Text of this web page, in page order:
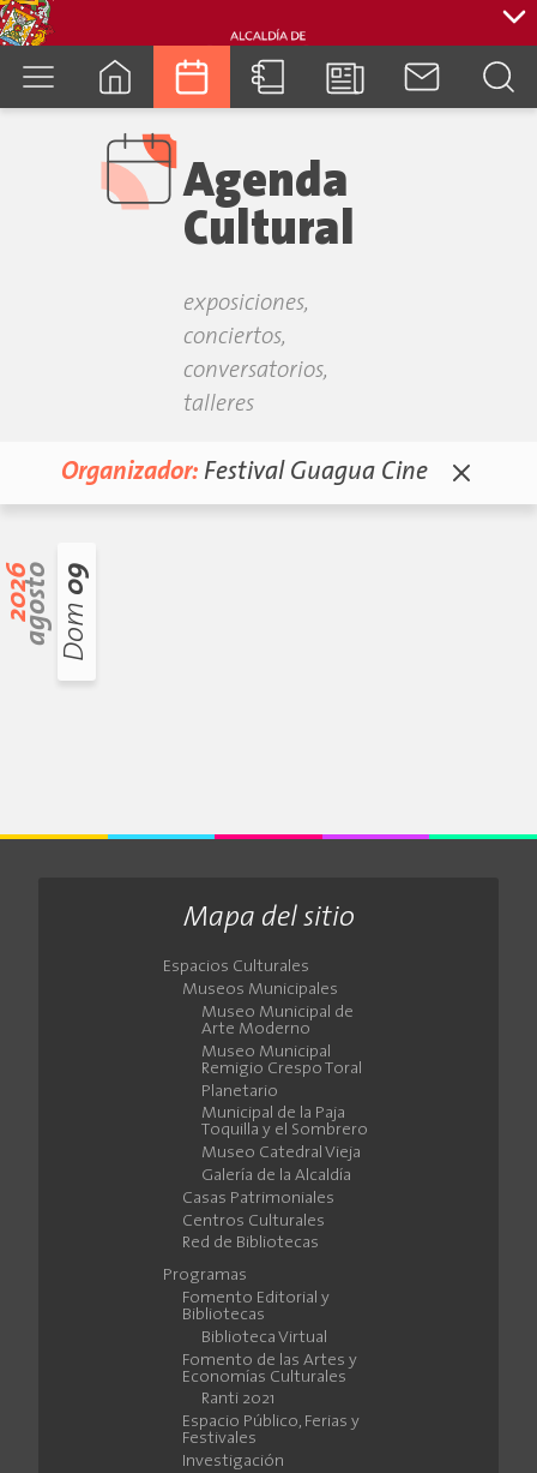
Agenda
Cultural
exposiciones,
conciertos,
conversatorios,
talleres
Organizador: Festival Guagua Cine
2026agosto Dom
09
Mapa del sitio
Espacios Culturales
Museos Municipales
Museo Municipal de
Arte Moderno
Museo Municipal
Remigio Crespo Toral
Planetario
Municipal de la Paja
Toquilla y el Sombrero
Museo Catedral Vieja
Galería de la Alcaldía
Casas Patrimoniales
Centros Culturales
Red de Bibliotecas
Programas
Fomento Editorial y
Bibliotecas
Biblioteca Virtual
Fomento de las Artes y
Economías Culturales
Ranti 2021
Espacio Público, Ferias y
Festivales
Investigación